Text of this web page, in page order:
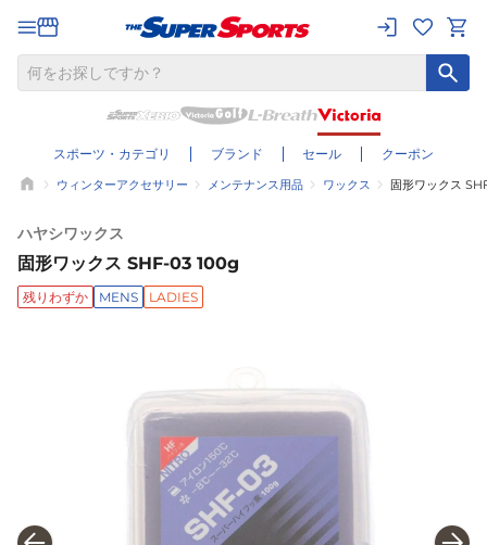
スポーツ・カテゴリ ブランド セール クーポン
ウィンターアクセサリー メンテナンス用品 ワックス 固形ワックス
ハヤシワックス
固形ワックス SHF-03 100g
残りわずか MENS LADIES